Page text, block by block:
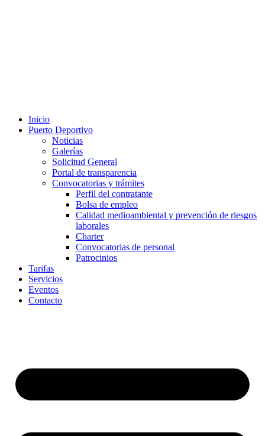
Inicio
Puerto Deportivo
Noticias
Galerías
Solicitud General
Portal de transparencia
Convocatorias y trámites
Perfil del contratante
Bolsa de empleo
Calidad medioambiental y prevención de riesgos
laborales
Charter
Convocatorias de personal
Patrocinios
Tarifas
Servicios
Eventos
Contacto